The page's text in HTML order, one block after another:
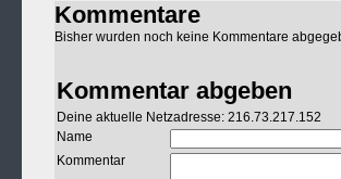
Kommentare
Bisher wurden noch keine Kommentare
Kommentar abgeben
Deine aktuelle Netzadresse: 216.73.217.152
Name
Kommentar